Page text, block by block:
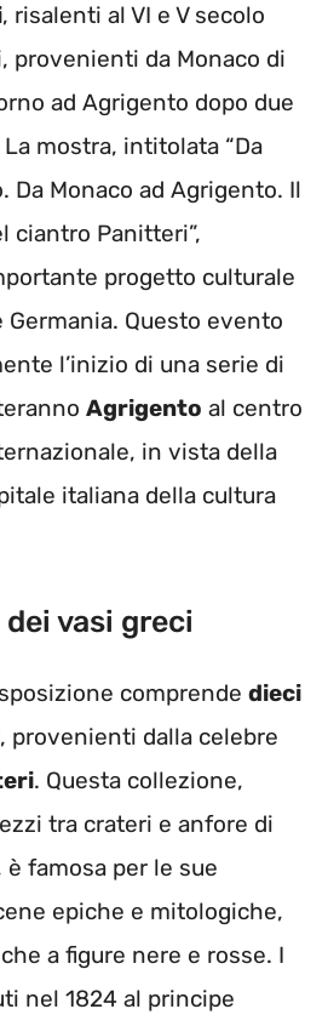
, risalenti al VI e V secolo
provenienti da Monaco di
ad Agrigento dopo due
mostra, intitolata “Da
Da Monaco ad Agrigento. Il
ciantro Panitteri”,
progetto culturale
Questo evento
l’inizio di una serie di
Agrigento al centro
in vista della
italiana della cultura
vasi greci
comprende dieci
, provenienti dalla celebre
. Questa collezione,
tra crateri e anfore di
famosa per le sue
epiche e mitologiche,
a figure nere e rosse. I
nel 1824 al principe